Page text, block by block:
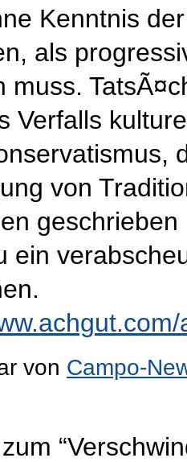
Kenntnis
als
muss.
Verfalls
von
ein
von Campo-